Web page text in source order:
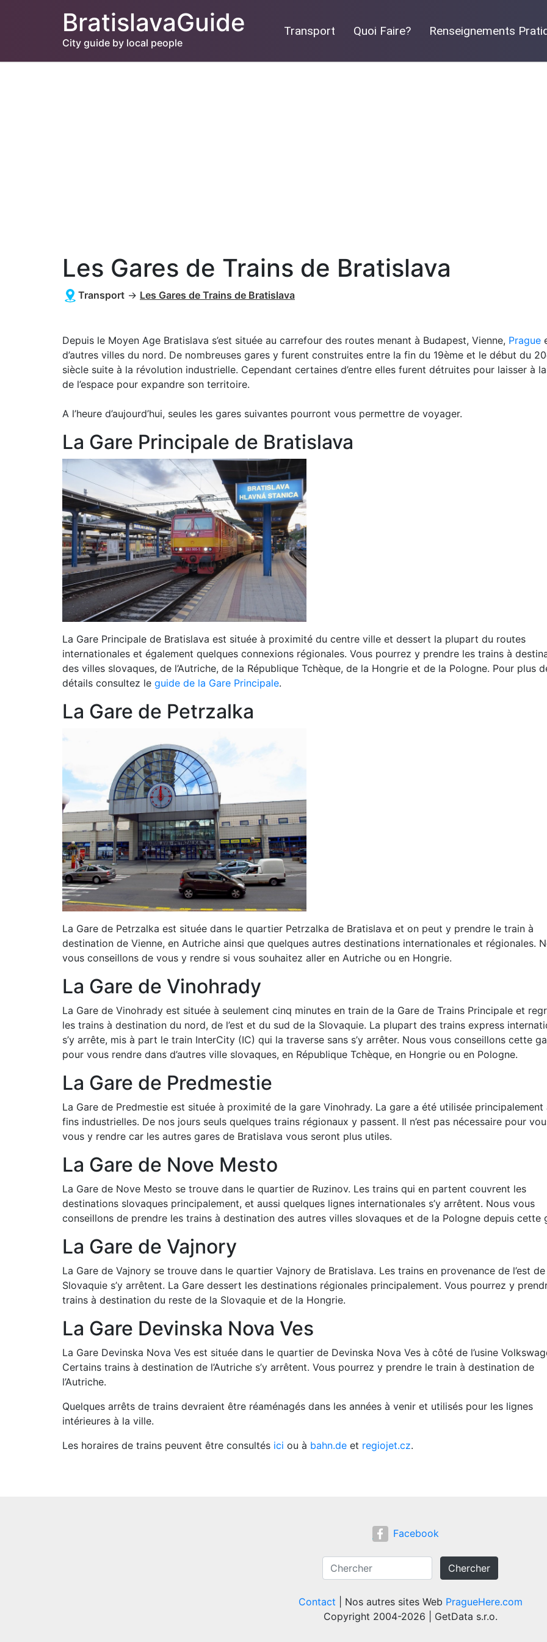
BratislavaGuide
City guide by local people
Transport Quoi Faire? Renseignements
Les Gares de Trains de Bratislava
Transport → Les Gares de Trains de Bratislava
Depuis le Moyen Age Bratislava s’est située au carrefour des routes menant à Budapest, Vienne, Prague
d’autres villes du nord. De nombreuses gares y furent construites entre la fin du 19ème et le début du
siècle suite à la révolution industrielle. Cependant certaines d’entre elles furent détruites pour laisser à
de l’espace pour expandre son territoire.
A l’heure d’aujourd’hui, seules les gares suivantes pourront vous permettre de voyager.
La Gare Principale de Bratislava
La Gare Principale de Bratislava est située à proximité du centre ville et dessert la plupart du routes
internationales et également quelques connexions régionales. Vous pourrez y prendre les trains à
des villes slovaques, de l’Autriche, de la République Tchèque, de la Hongrie et de la Pologne. Pour plus
détails consultez le guide de la Gare Principale.
La Gare de Petrzalka
La Gare de Petrzalka est située dans le quartier Petrzalka de Bratislava et on peut y prendre le train à
destination de Vienne, en Autriche ainsi que quelques autres destinations internationales et régionales.
vous conseillons de vous y rendre si vous souhaitez aller en Autriche ou en Hongrie.
La Gare de Vinohrady
La Gare de Vinohrady est située à seulement cinq minutes en train de la Gare de Trains Principale et
les trains à destination du nord, de l’est et du sud de la Slovaquie. La plupart des trains express
s’y arrête, mis à part le train InterCity (IC) qui la traverse sans s’y arrêter. Nous vous conseillons cette
pour vous rendre dans d’autres ville slovaques, en République Tchèque, en Hongrie ou en Pologne.
La Gare de Predmestie
La Gare de Predmestie est située à proximité de la gare Vinohrady. La gare a été utilisée principalement
fins industrielles. De nos jours seuls quelques trains régionaux y passent. Il n’est pas nécessaire pour
vous y rendre car les autres gares de Bratislava vous seront plus utiles.
La Gare de Nove Mesto
La Gare de Nove Mesto se trouve dans le quartier de Ruzinov. Les trains qui en partent couvrent les
destinations slovaques principalement, et aussi quelques lignes internationales s’y arrêtent. Nous vous
conseillons de prendre les trains à destination des autres villes slovaques et de la Pologne depuis cette
La Gare de Vajnory
La Gare de Vajnory se trouve dans le quartier Vajnory de Bratislava. Les trains en provenance de l’est de
Slovaquie s’y arrêtent. La Gare dessert les destinations régionales principalement. Vous pourrez y
trains à destination du reste de la Slovaquie et de la Hongrie.
La Gare Devinska Nova Ves
La Gare Devinska Nova Ves est située dans le quartier de Devinska Nova Ves à côté de l’usine
Certains trains à destination de l’Autriche s’y arrêtent. Vous pourrez y prendre le train à destination de
l’Autriche.
Quelques arrêts de trains devraient être réaménagés dans les années à venir et utilisés pour les lignes
intérieures à la ville.
Les horaires de trains peuvent être consultés ici ou à bahn.de et regiojet.cz.
Facebook
Chercher
Contact | Nos autres sites Web PragueHere.com
Copyright 2004-2026 | GetData s.r.o.